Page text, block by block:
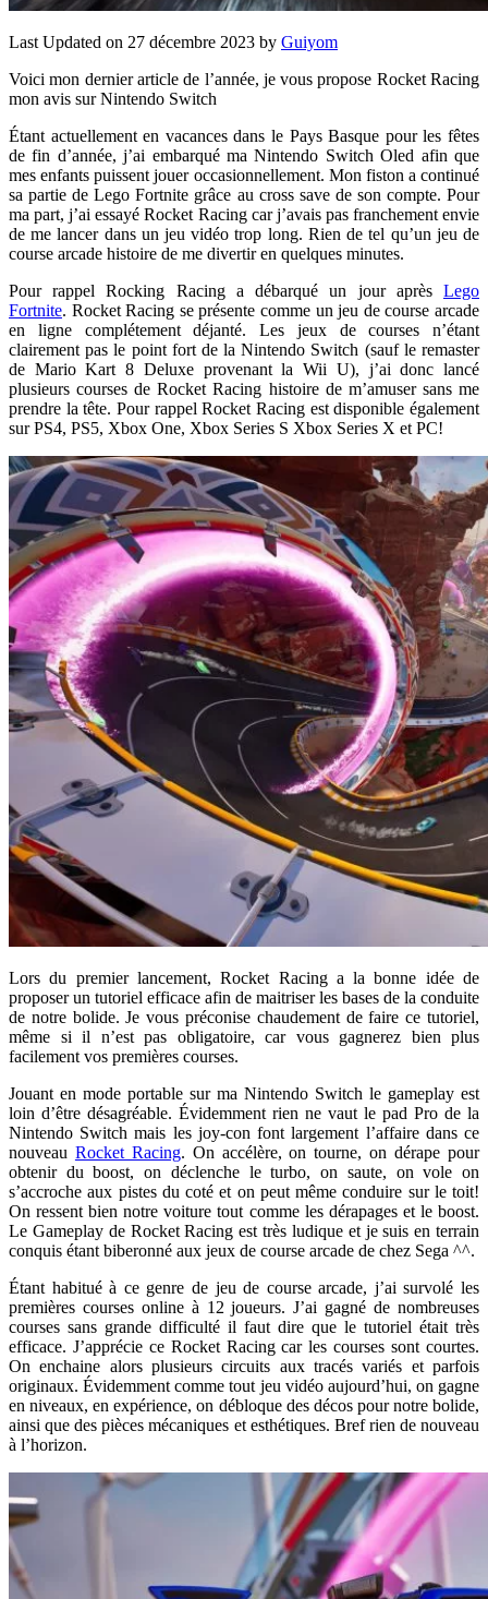
Last Updated on 27 décembre 2023 by Guiyom
Voici mon dernier article de l’année, je vous propose Rocket Racing
mon avis sur Nintendo Switch
Étant actuellement en vacances dans le Pays Basque pour les fêtes
de fin d’année, j’ai embarqué ma Nintendo Switch Oled afin que
mes enfants puissent jouer occasionnellement. Mon fiston a continué
sa partie de Lego Fortnite grâce au cross save de son compte. Pour
ma part, j’ai essayé Rocket Racing car j’avais pas franchement envie
de me lancer dans un jeu vidéo trop long. Rien de tel qu’un jeu de
course arcade histoire de me divertir en quelques minutes.
Pour rappel Rocking Racing a débarqué un jour après Lego
Fortnite. Rocket Racing se présente comme un jeu de course arcade
en ligne complétement déjanté. Les jeux de courses n’étant
clairement pas le point fort de la Nintendo Switch (sauf le remaster
de Mario Kart 8 Deluxe provenant la Wii U), j’ai donc lancé
plusieurs courses de Rocket Racing histoire de m’amuser sans me
prendre la tête. Pour rappel Rocket Racing est disponible également
sur PS4, PS5, Xbox One, Xbox Series S Xbox Series X et PC!
Lors du premier lancement, Rocket Racing a la bonne idée de
proposer un tutoriel efficace afin de maitriser les bases de la conduite
de notre bolide. Je vous préconise chaudement de faire ce tutoriel,
même si il n’est pas obligatoire, car vous gagnerez bien plus
facilement vos premières courses.
Jouant en mode portable sur ma Nintendo Switch le gameplay est
loin d’être désagréable. Évidemment rien ne vaut le pad Pro de la
Nintendo Switch mais les joy-con font largement l’affaire dans ce
nouveau Rocket Racing. On accélère, on tourne, on dérape pour
obtenir du boost, on déclenche le turbo, on saute, on vole on
s’accroche aux pistes du coté et on peut même conduire sur le toit!
On ressent bien notre voiture tout comme les dérapages et le boost.
Le Gameplay de Rocket Racing est très ludique et je suis en terrain
conquis étant biberonné aux jeux de course arcade de chez Sega ^^.
Étant habitué à ce genre de jeu de course arcade, j’ai survolé les
premières courses online à 12 joueurs. J’ai gagné de nombreuses
courses sans grande difficulté il faut dire que le tutoriel était très
efficace. J’apprécie ce Rocket Racing car les courses sont courtes.
On enchaine alors plusieurs circuits aux tracés variés et parfois
originaux. Évidemment comme tout jeu vidéo aujourd’hui, on gagne
en niveaux, en expérience, on débloque des décos pour notre bolide,
ainsi que des pièces mécaniques et esthétiques. Bref rien de nouveau
à l’horizon.